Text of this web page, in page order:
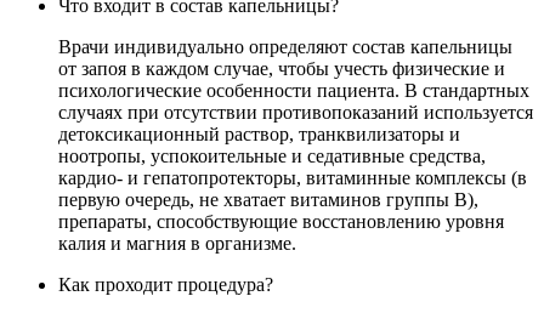
Что входит в состав капельницы?
Врачи индивидуально определяют состав капельницы
от запоя в каждом случае, чтобы учесть физические и
психологические особенности пациента. В стандартных
случаях при отсутствии противопоказаний используется
детоксикационный раствор, транквилизаторы и
ноотропы, успокоительные и седативные средства,
кардио- и гепатопротекторы, витаминные комплексы (в
первую очередь, не хватает витаминов группы В),
препараты, способствующие восстановлению уровня
калия и магния в организме.
Как проходит процедура?